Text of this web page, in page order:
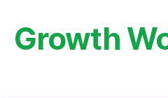
Growth